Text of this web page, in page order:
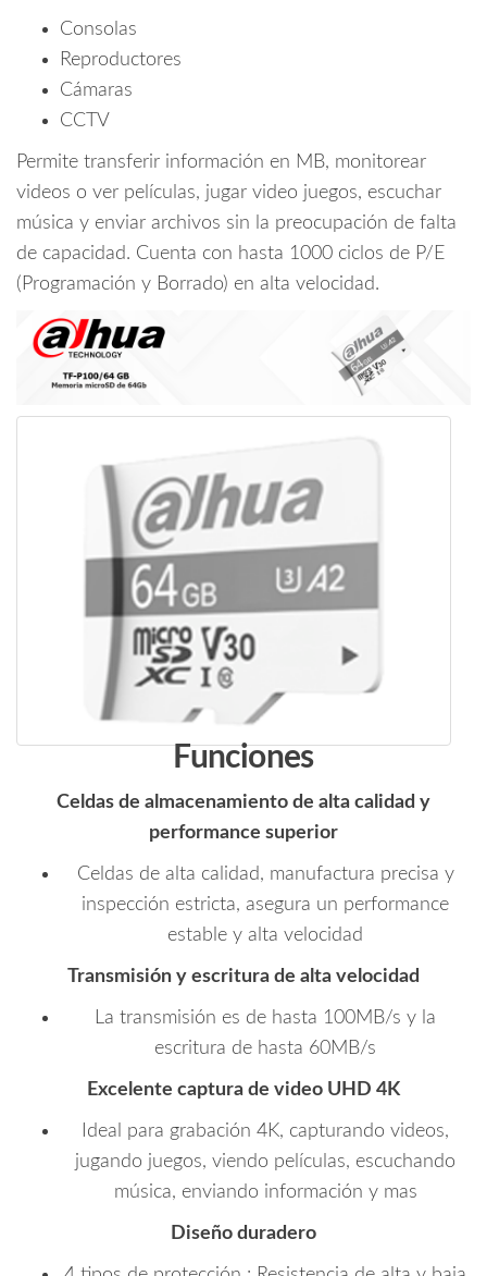
Velocidad
de
Escritura
38
MB/s/
Especializada
para
Videovigilancia/
Consolas
Reproductores
Cámaras
CCTV
Permite transferir información en MB, monitorear
videos o ver películas, jugar video juegos, escuchar
música y enviar archivos sin la preocupación de falta
de capacidad. Cuenta con hasta 1000 ciclos de P/E
(Programación y Borrado) en alta velocidad.
Funciones
Celdas de almacenamiento de alta calidad y
performance superior
Celdas de alta calidad, manufactura precisa y
inspección estricta, asegura un performance
estable y alta velocidad
Transmisión y escritura de alta velocidad
La transmisión es de hasta 100MB/s y la
escritura de hasta 60MB/s
Excelente captura de video UHD 4K
Ideal para grabación 4K, capturando videos,
jugando juegos, viendo películas, escuchando
música, enviando información y mas
Diseño duradero